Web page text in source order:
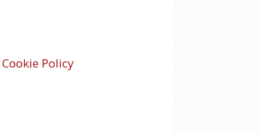
Cookie Policy